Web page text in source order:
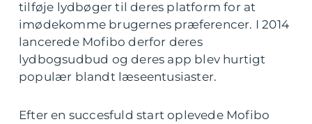
tilføje lydbøger til deres platform for at
imødekomme brugernes præferencer. I 2014
lancerede Mofibo derfor deres
lydbogsudbud og deres app blev hurtigt
populær blandt læseentusiaster.
Efter en succesfuld start oplevede Mofibo